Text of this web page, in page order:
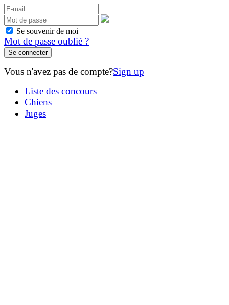
Se souvenir de moi
Mot de passe oublié ?
Vous n'avez pas de compte?Sign up
Liste des concours
Chiens
Juges